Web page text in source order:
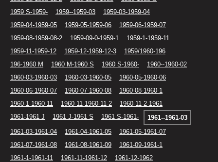
1959 S-1959-
1959--1959-03
1959-03-1959-04
1959-04-1959-05
1959-05-1959-06
1959-06-1959-07
1959-08-1959-08-2
1959-09-0-1959-1
1959-1-1959-11
1959-11-1959-12
1959-12-1959-12-3
1959/1960-196
196-1960 M
1960 M-1960 S 1960 S-1960-
1960--1960-02
1960-03-1960-03
1960-03-1960-05
1960-05-1960-06
1960-06-1960-07
1960-07-1960-08
1960-08-1960-1
1960-1-1960-11
1960-11-1960-11-2
1960-11-2-1961
1961-1961 J
1961 J-1961 S 1961 S-1961-
1961--1961-03
1961-03-1961-04
1961-04-1961-05
1961-05-1961-07
1961-07-1961-08
1961-08-1961-09
1961-09-1961-1
1961-1-1961-11
1961-11-1961-12
1961-12-1962